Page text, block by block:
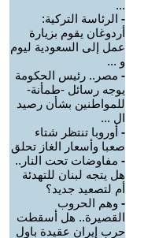
...
- الرئاسة التركية:
أردوغان يقوم بزيارة
عمل إلى السعودية ليوم
و ...
- مصر.. رئيس الحكومة
يوجه رسائل -طمأنة-
للمواطنين بشأن رصيد
ال ...
- أوروبا تنتظر شتاء
صعبا وأسعار الغاز تحلق
- مفاوضات تحت النار..
هل يتجه لبنان للتهدئة
أم لتصعيد جديد؟
- وهم الحروب
القصيرة.. هل أسقطت
حرب إيران عقيدة باول